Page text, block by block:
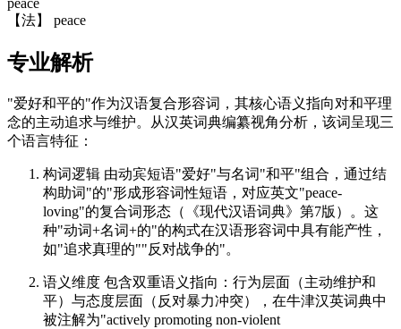
peace
【法】 peace
专业解析
"爱好和平的"作为汉语复合形容词，其核心语义指向对和平理
念的主动追求与维护。从汉英词典编纂视角分析，该词呈现三
个语言特征：
构词逻辑 由动宾短语"爱好"与名词"和平"组合，通过结
构助词"的"形成形容词性短语，对应英文"peace-
loving"的复合词形态（《现代汉语词典》第7版）。这
种"动词+名词+的"的构式在汉语形容词中具有能产性，
如"追求真理的""反对战争的"。
语义维度 包含双重语义指向：行为层面（主动维护和
平）与态度层面（反对暴力冲突），在牛津汉英词典中
被注解为"actively promoting non-violent